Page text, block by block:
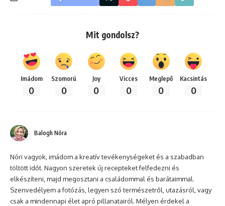
Mit gondolsz?
Imádom
0
Szomorú
0
Joy
0
Vicces
0
Meglepő
0
Kacsintás
0
Balogh Nóra
Nóri vagyok, imádom a kreatív tevékenységeket és a szabadban
töltött időt. Nagyon szeretek új recepteket felfedezni és
elkészíteni, majd megosztani a családommal és barátaimmal.
Szenvedélyem a fotózás, legyen szó természetről, utazásról, vagy
csak a mindennapi élet apró pillanatairól. Mélyen érdekel a